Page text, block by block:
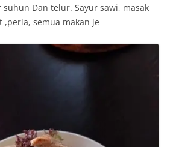
Dan telur. Sayur sawi, masak
,peria, semua makan je